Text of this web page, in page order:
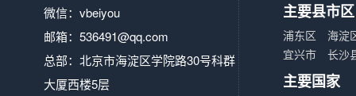
微信：vbeiyou
邮箱： 536491@qq.com
总部：北京市海淀区学院路30号科群
大厦西楼5层
主要县市区
浦东区
海淀
宜兴市
长沙
主要国家